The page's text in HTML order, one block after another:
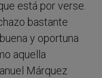
está por verse.
bastante
y oportuna
aquella
Márquez